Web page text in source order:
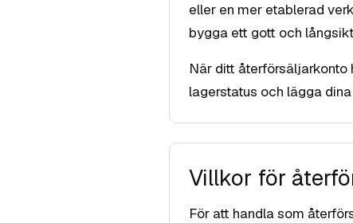
eller en mer etablerad
bygga ett gott och
När ditt återförsäljarkonto
lagerstatus och lägga
Villkor för
För att handla som